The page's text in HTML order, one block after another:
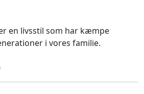
en livsstil som har kæmpe
i vores familie.